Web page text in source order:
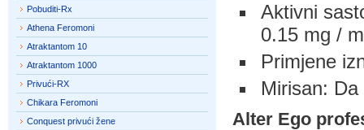
Aktivni
0.15 mg /
Primjene
Mirisan: Da
Alter Ego
Pobuditi-Rx
Athena Feromoni
Atraktantom 10
Atraktantom 1000
Privući-RX
Chikara Feromoni
Conquest privući žene